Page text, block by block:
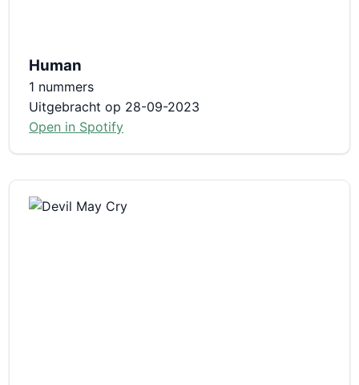
Human
1 nummers
Uitgebracht op 28-09-2023
Open in Spotify